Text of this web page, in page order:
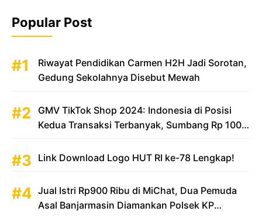
Popular Post
Riwayat Pendidikan Carmen H2H Jadi Sorotan,
Gedung Sekolahnya Disebut Mewah
GMV TikTok Shop 2024: Indonesia di Posisi
Kedua Transaksi Terbanyak, Sumbang Rp 100
Link Download Logo HUT RI ke-78 Lengkap!
Jual Istri Rp900 Ribu di MiChat, Dua Pemuda
Asal Banjarmasin Diamankan Polsek KP